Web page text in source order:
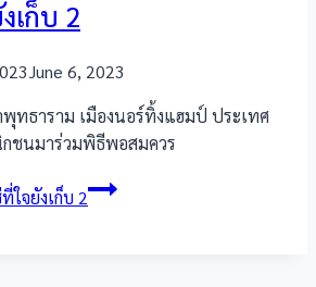
เก็บ 2
June 6, 2023
ธาราม เมืองนอร์ทิ้งแฮมป์ ประเทศ
ชนมาร่วมพิธีพอสมควร
ใจยังเก็บ 2